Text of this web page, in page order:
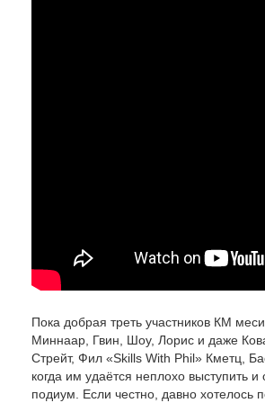
Пока добрая треть участников КМ
Миннаар, Гвин, Шоу, Лорис и даже
Стрейт, Фил «Skills With Phil» Кметц,
когда им удаётся неплохо выступить
подиум. Если честно, давно хотелось